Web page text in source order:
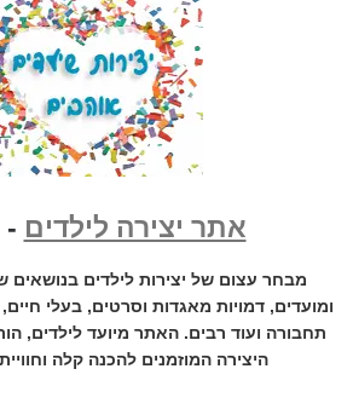
אתר יצירה לילדים -
מבחר עצום של יצירות לילדים בנושאים
ומועדים, דמויות מאגדות וסרטים, בעלי
תחבורה ועוד רבים. האתר מיועד לילדים,
היצירה המוזמנים להכנה קלה